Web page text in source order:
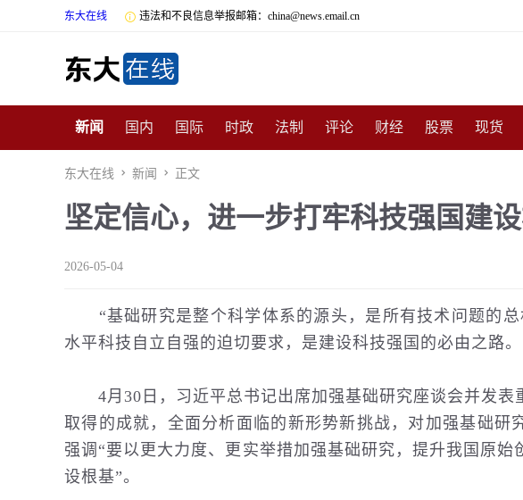
东大在线  违法和不良信息举报邮箱：china@news.email.cn
新闻 国内 国际 时政 法制 评论 财经 股票 现货
数码 民俗 招商
非遗 公益 娱乐 游戏 影视 明星 时尚 体育 互联网
东大在线  新闻  正文
坚定信心，进一步打牢科技强国建
2026-05-04
“基础研究是整个科学体系的源头，是所有技术问题的总
水平科技 自立自强的迫切要求，是建设科技强国的必由之路。
4月30日，习近平总书记出席加强基础研究座谈会并发表
取得的成就，全面分析面临的新形势新挑战，对加强基础研
强调“要以更大力度、更实举措加强基础研究，提升我国原
设根基”。